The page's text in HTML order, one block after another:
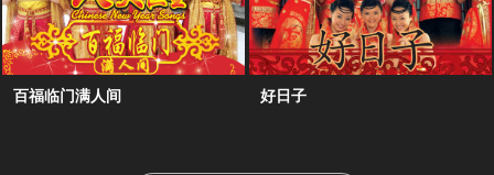
百福临门满人间 好日子